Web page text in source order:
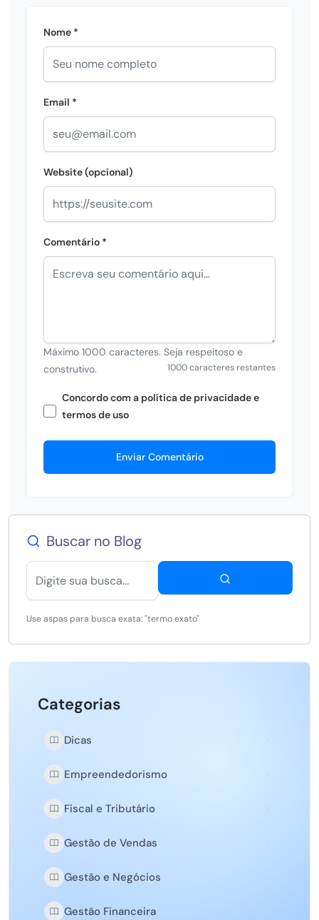
Nome *
Email *
Website (opcional)
Comentário *
Máximo 1000 caracteres. Seja respeitoso e
construtivo.
1000 caracteres restantes
Concordo com a política de privacidade e
termos de uso
Enviar Comentário
Buscar no Blog
Use aspas para busca exata: "termo exato"
Categorias
Dicas
Empreendedorismo
Fiscal e Tributário
Gestão de Vendas
Gestão e Negócios
Gestão Financeira